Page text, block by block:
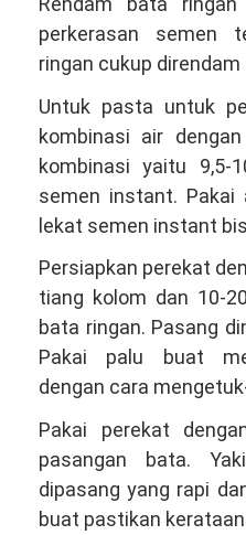
perkerasan semen
ringan cukup
Untuk pasta untuk
kombinasi air
kombinasi yaitu
semen instant. Pakai
lekat semen instant
Persiapkan perekat
tiang kolom dan 10-
bata ringan. Pasang
Pakai palu buat
dengan cara
Pakai perekat
pasangan bata.
dipasang yang rapi
buat pastikan